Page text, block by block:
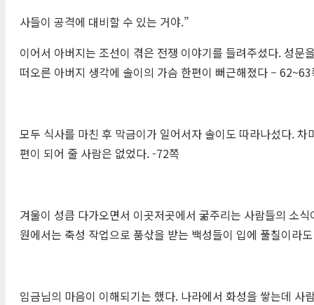
사들이 공격에 대비할 수 있는 거야.”
이어서 아버지는 조선이 겪은 전쟁 이야기를 들려주셨다. 성
떠오른 아버지 생각에 솔이의 가슴 한편이 뻐근해졌다 –
모두 식사를 마친 후 막금이가 일어서자 솔이도 따라나섰다.
편이 되어 줄 사람은 없었다. -72쪽
겨울이 성큼 다가오면서 이곳저곳에서 굶주리는 사람들의 소
원에서는 축성 작업으로 품삯을 받는 백성들이 입에 풀칠이라
임금님의 마음이 이해되기는 했다. 나라에서 화성을 쌓는데